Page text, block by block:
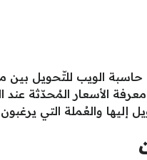
حاسبة الويب للتّحويل
الأسعار المُحدّثة عند
إليها والعُملة التي